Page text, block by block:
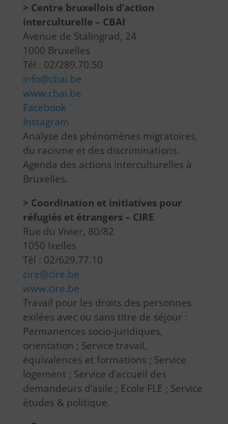
> Centre bruxellois d’action
interculturelle – CBAI
Avenue de Stalingrad, 24
1000 Bruxelles
Tél : 02/289.70.50
info@cbai.be
www.cbai.be
Facebook
Instagram
Analyse des phénomènes migratoires,
du racisme et des discriminations.
Agenda des actions interculturelles à
Bruxelles.
> Coordination et initiatives pour
réfugiés et étrangers – CIRE
Rue du Vivier, 80/82
1050 Ixelles
Tél : 02/629.77.10
cire@cire.be
www.cire.be
Travail pour les droits des personnes
exilées avec ou sans titre de séjour :
Permanences socio-juridiques,
orientation ; Service travail,
équivalences et formations ; Service
logement ; Service d’accueil des
demandeurs d’asile ; Ecole FLE ; Service
études & politique.